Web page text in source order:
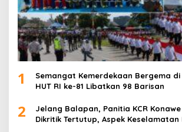
1
Semangat Kemerdekaan Bergema di
HUT RI ke-81 Libatkan 98 Barisan
2
Jelang Balapan, Panitia KCR
Dikritik Tertutup, Aspek